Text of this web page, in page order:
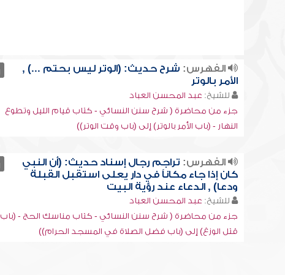
الفهرس: شرح حديث: (الوتر ليس بحتم ...) ,
الأمر بالوتر
للشيخ: عبد المحسن العباد
جزء من محاضرة ( شرح سنن النسائي - كتاب قيام الليل وتطوع
النهار - (باب الأمر بالوتر) إلى (باب وقت الوتر))
الفهرس: تراجم رجال إسناد حديث: (أن النبي
كان إذا جاء مكاناً في دار يعلى استقبل القبلة
ودعا) , الدعاء عند رؤية البيت
للشيخ: عبد المحسن العباد
جزء من محاضرة ( شرح سنن النسائي - كتاب مناسك الحج - (باب
قتل الوزغ) إلى (باب فضل الصلاة في المسجد الحرام))